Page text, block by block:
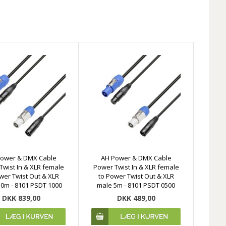
& DMX Cable
In & XLR female
Twist Out & XLR
- 8101 PSDT 1000
DKK 839,00
AH Power & DMX Cable
Power Twist In & XLR female
to Power Twist Out & XLR
male 5m - 8101 PSDT 0500
DKK 489,00